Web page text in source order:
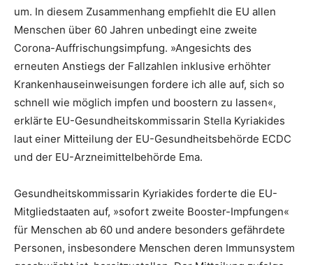
um. In diesem Zusammenhang empfiehlt die EU allen
Menschen über 60 Jahren unbedingt eine zweite
Corona-Auffrischungsimpfung. »Angesichts des
erneuten Anstiegs der Fallzahlen inklusive erhöhter
Krankenhauseinweisungen fordere ich alle auf, sich so
schnell wie möglich impfen und boostern zu lassen«,
erklärte EU-Gesundheitskommissarin Stella Kyriakides
laut einer Mitteilung der EU-Gesundheitsbehörde ECDC
und der EU-Arzneimittelbehörde Ema.
Gesundheitskommissarin Kyriakides forderte die EU-
Mitgliedstaaten auf, »sofort zweite Booster-Impfungen«
für Menschen ab 60 und andere besonders gefährdete
Personen, insbesondere Menschen deren Immunsystem